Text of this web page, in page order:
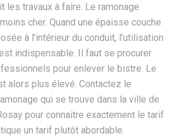
les travaux à faire. Le ramonage
cher. Quand une épaisse couche
à l’intérieur du conduit, l’utilisation
indispensable. Il faut se procurer
pour enlever le bistre. Le
alors plus élevé. Contactez le
qui se trouve dans la ville de
pour connaitre exactement le tarif
un tarif plutôt abordable.